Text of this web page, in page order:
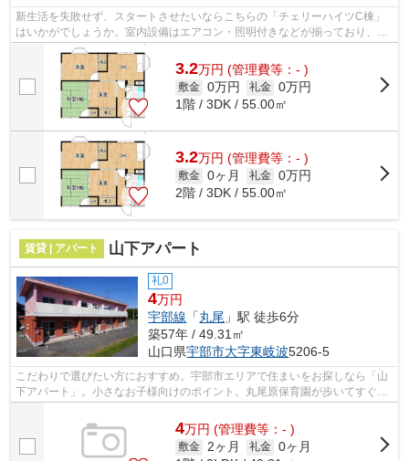
新生活を失敗せず、スタートさせたいならこちらの「チェリーハイツC棟」
はいかがでしょうか。室内設備はエアコン・照明付きなどが揃っており、と
ても充実しています。陽当たりが良いの...
3.2万円 (管理費等：- )
敷金 0万円 礼金 0万円
1階 / 3DK / 55.00㎡
3.2万円 (管理費等：- )
敷金 0ヶ月 礼金 0万円
2階 / 3DK / 55.00㎡
賃貸 | アパート 山下アパート
礼0
4万円
宇部線 「丸尾 」駅 徒歩6分
築57年 / 49.31㎡
山口県宇部市大字東岐波5206-5
こだわりで選びたい方におすすめ。宇部市エリアで住まいをお探しなら「山
下アパート」。小さなお子様向けのポイント。丸尾原保育園が歩いてすぐ徒
歩6分の場所にあります。これからの新...
4万円 (管理費等：- )
敷金 2ヶ月 礼金 0ヶ月